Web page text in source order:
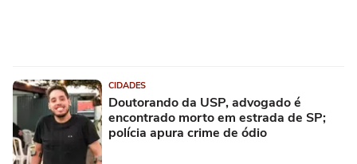
CIDADES
Doutorando da USP, advogado é
encontrado morto em estrada de SP;
polícia apura crime de ódio